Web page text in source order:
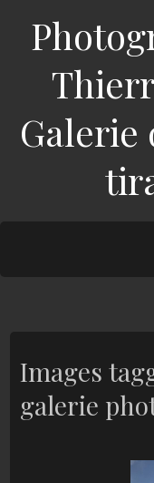
Galerie
Images
galerie